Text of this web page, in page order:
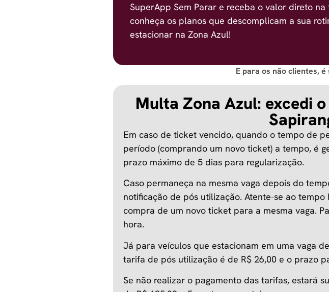
SuperApp Sem Parar e receba o valor direto
conheça os planos que descomplicam a sua
estacionar na Zona Azul!
E para os não clientes,
Multa Zona Azul: excedi
Em caso de ticket vencido, quando o tempo de
período (comprando um novo ticket) a tempo, é
prazo máximo de 5 dias para regularização.
Caso permaneça na mesma vaga depois do
notificação de pós utilização. Atente-se ao
compra de um novo ticket para a mesma vaga.
hora.
Já para veículos que estacionam em uma vaga
tarifa de pós utilização é de R$ 26,00 e o prazo
Se não realizar o pagamento das tarifas, estará